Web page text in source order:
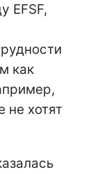
EFSF,
как
не хотят